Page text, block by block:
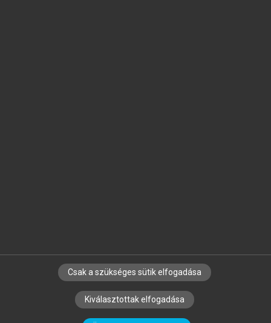
SZERZŐKNEK CÉGEKNEK KÖNYVTÁROSOKNAK
SZERKESZTÉSI ÉS LEKTORÁLÁSI ALAPELVEK
Csak a szükséges sütik elfogadása
Kiválasztottak elfogadása